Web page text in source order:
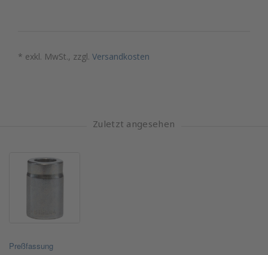
* exkl. MwSt., zzgl. Versandkosten
Zuletzt angesehen
Preßfassung